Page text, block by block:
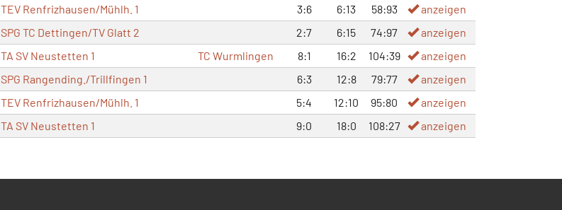
TEV Renfrizhausen/Mühlh. 1 3:6 6:13 58:93
anzeigen
SPG TC Dettingen/TV Glatt 2 2:7 6:15 74:97
anzeigen
TA SV Neustetten 1 TC Wurmlingen 8:1 16:2 104:39
anzeigen
SPG Rangending./Trillfingen 1 6:3 12:8 79:77
anzeigen
TEV Renfrizhausen/Mühlh. 1 5:4 12:10 95:80
anzeigen
TA SV Neustetten 1 9:0 18:0 108:27 anzeigen